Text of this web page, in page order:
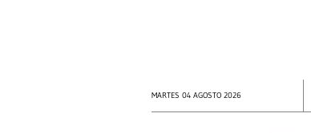
MARTES 04 AGOSTO 2026